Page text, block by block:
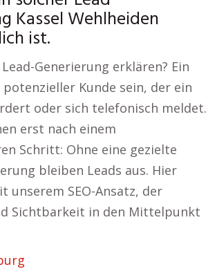
Kassel Wehlheiden
ist.
Generierung erklären? Ein
potenzieller Kunde sein, der ein
oder sich telefonisch meldet.
erst nach einem
Schritt: Ohne eine gezielte
bleiben Leads aus. Hier
unserem SEO-Ansatz, der
Sichtbarkeit in den Mittelpunkt